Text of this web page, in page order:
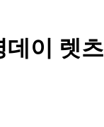
이 렛